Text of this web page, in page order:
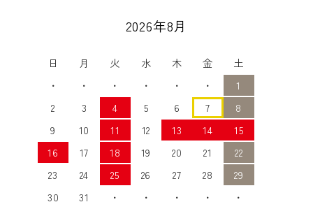
2026年8月
日 月 火 水 木 金
土
・
・ ・ ・ ・ ・
1
2
3 4 5 6 7
8
9
10 11 12 13 14
15
16
17 18 19 20 21
22
23
24 25 26 27 28
29
30
31 ・ ・ ・ ・ ・